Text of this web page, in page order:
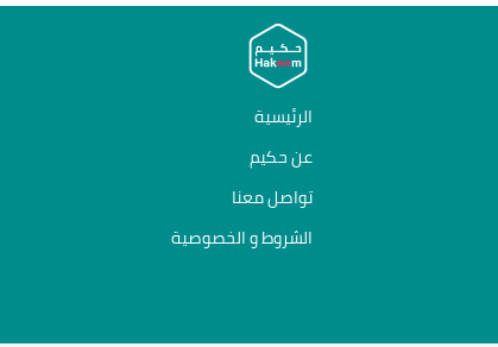
الرئيسية
عن حكيم
تواصل معنا
الشروط و الخصوصية